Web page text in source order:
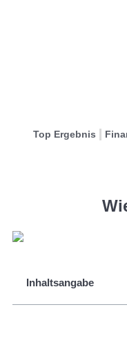
Top Ergebnis
Inhaltsangabe